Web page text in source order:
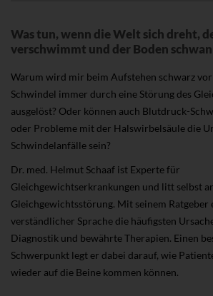
Was tun, wenn die Welt sich dreht,
verschwimmt und der Boden
Warum wird mir beim Aufstehen schwarz
Schwindel immer durch eine Störung des
ausgelöst? Oder können auch Blutdruck-
oder Probleme mit der Halswirbelsäule die
Schwindelanfälle sein?
Dr. med. Helmut Schaaf ist Experte für
Gleichgewichtserkrankungen und litt selbst
Gleichgewichtsstörung. Mit seinem
verständlicher Sprache die häufigsten
Diagnostik und bewährte Therapien. Einen
Schwerpunkt legt er dabei darauf, wie
wieder auf die Beine kommen können.